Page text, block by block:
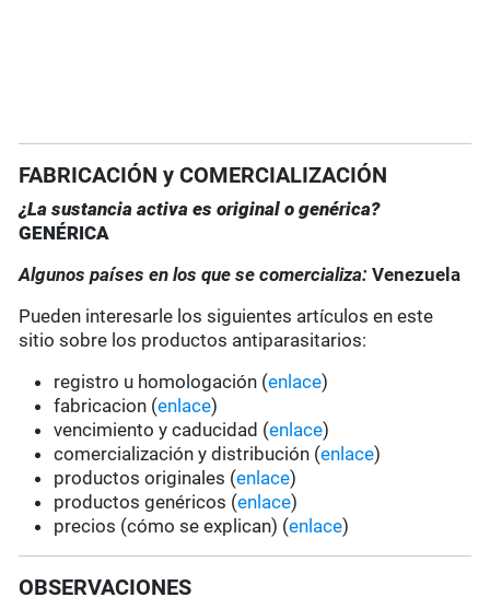
FABRICACIÓN y COMERCIALIZACIÓN
¿La sustancia activa es original o genérica?
GENÉRICA
Algunos países en los que se comercializa:Venezuela
Pueden interesarle los siguientes artículos en este
sitio sobre los productos antiparasitarios:
registro u homologación (enlace)
fabricacion (enlace)
vencimiento y caducidad (enlace)
comercialización y distribución (enlace)
productos originales (enlace)
productos genéricos (enlace)
precios (cómo se explican) (enlace)
OBSERVACIONES